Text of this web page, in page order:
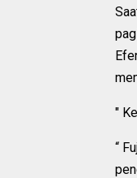
"
“